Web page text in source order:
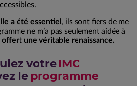
a été essentiel , ils sont fiers de me
ne m’a pas seulement aidée à
offert une véritable renaissance.
votre IMC
leprogramme